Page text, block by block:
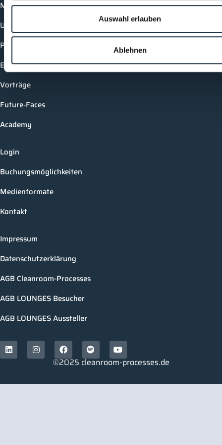
Auswahl erlauben
Ablehnen
Mediathek
Unternehmen
Produkte
Events
Vorträge
Future-Faces
Academy
Login
Buchungsmöglichkeiten
Medienformate
Kontakt
Impressum
Datenschutzerklärung
AGB Cleanroom-Processes
AGB LOUNGES Besucher
AGB LOUNGES Aussteller
©2025 cleanroom-processes.de